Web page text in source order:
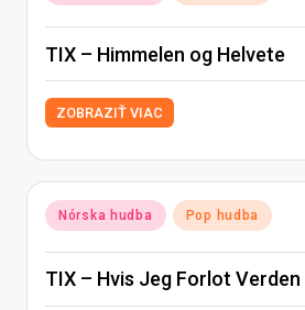
in
TIX – Himmelen og Helvete
ZOBRAZIŤ VIAC
Posted
in
Nórska hudba Pop hudba
TIX – Hvis Jeg Forlot Verden